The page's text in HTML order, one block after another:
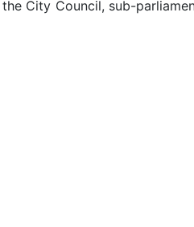
City Council, sub-